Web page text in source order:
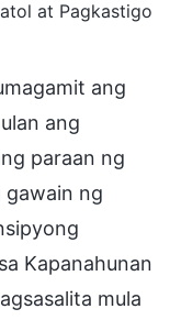
at Pagkastigo
ang
ang
paraan ng
gawain ng
Kapanahunan
mula